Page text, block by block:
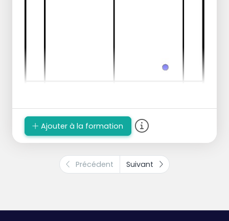
Ajouter à la formation
Précédent Suivant